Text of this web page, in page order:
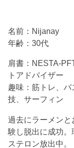
名前：Nijanay
年齢：30代
肩書：NESTA-
トアドバイザー
趣味：筋トレ、
技、サーフィン
過去にラーメン
験し脱出に成功。
ステロン放出中。